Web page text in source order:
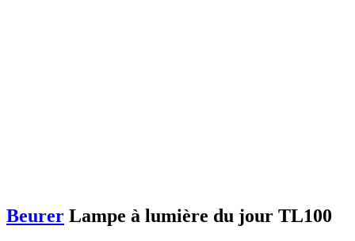
Beurer Lampe à lumière du jour TL100